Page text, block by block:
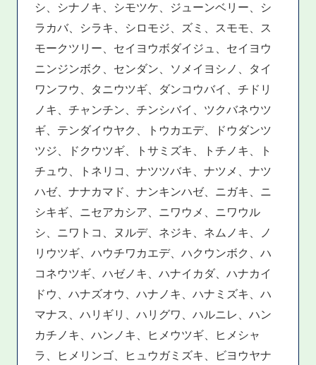
シ、シナノキ、シモツケ、ジューンベリー、シ
ラカバ、シラキ、シロモジ、ズミ、スモモ、ス
モークツリー、セイヨウボダイジュ、セイヨウ
ニンジンボク、センダン、ソメイヨシノ、タイ
ワンフウ、タニウツギ、ダンコウバイ、チドリ
ノキ、チャンチン、チンシバイ、ツクバネウツ
ギ、テンダイウヤク、トウカエデ、ドウダンツ
ツジ、ドクウツギ、トサミズキ、トチノキ、ト
チュウ、トネリコ、ナツツバキ、ナツメ、ナツ
ハゼ、ナナカマド、ナンキンハゼ、ニガキ、ニ
シキギ、ニセアカシア、ニワウメ、ニワウル
シ、ニワトコ、ヌルデ、ネジキ、ネムノキ、ノ
リウツギ、ハウチワカエデ、ハクウンボク、ハ
コネウツギ、ハゼノキ、ハナイカダ、ハナカイ
ドウ、ハナズオウ、ハナノキ、ハナミズキ、ハ
マナス、ハリギリ、ハリグワ、ハルニレ、ハン
カチノキ、ハンノキ、ヒメウツギ、ヒメシャ
ラ、ヒメリンゴ、ヒュウガミズキ、ビヨウヤナ